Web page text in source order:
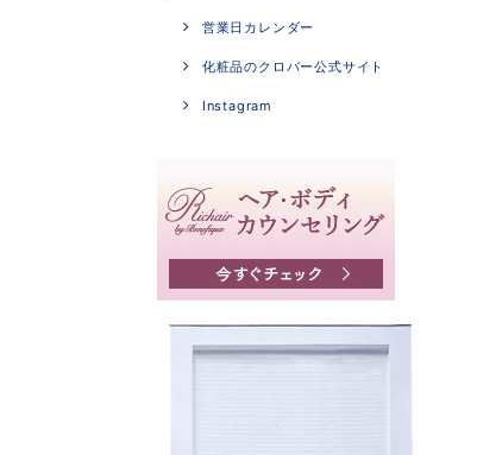
営業日カレンダー
化粧品のクロバー公式サイト
Instagram